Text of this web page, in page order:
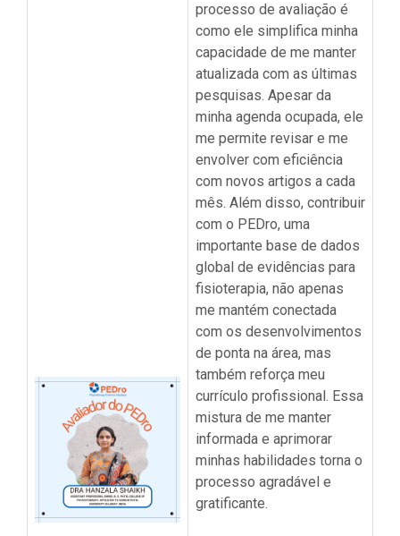
processo de avaliação é
como ele simplifica minha
capacidade de me manter
atualizada com as últimas
pesquisas. Apesar da
minha agenda ocupada, ele
me permite revisar e me
envolver com eficiência
com novos artigos a cada
mês. Além disso, contribuir
com o PEDro, uma
importante base de dados
global de evidências para
fisioterapia, não apenas
me mantém conectada
com os desenvolvimentos
de ponta na área, mas
também reforça meu
currículo profissional. Essa
mistura de me manter
informada e aprimorar
minhas habilidades torna o
processo agradável e
gratificante.